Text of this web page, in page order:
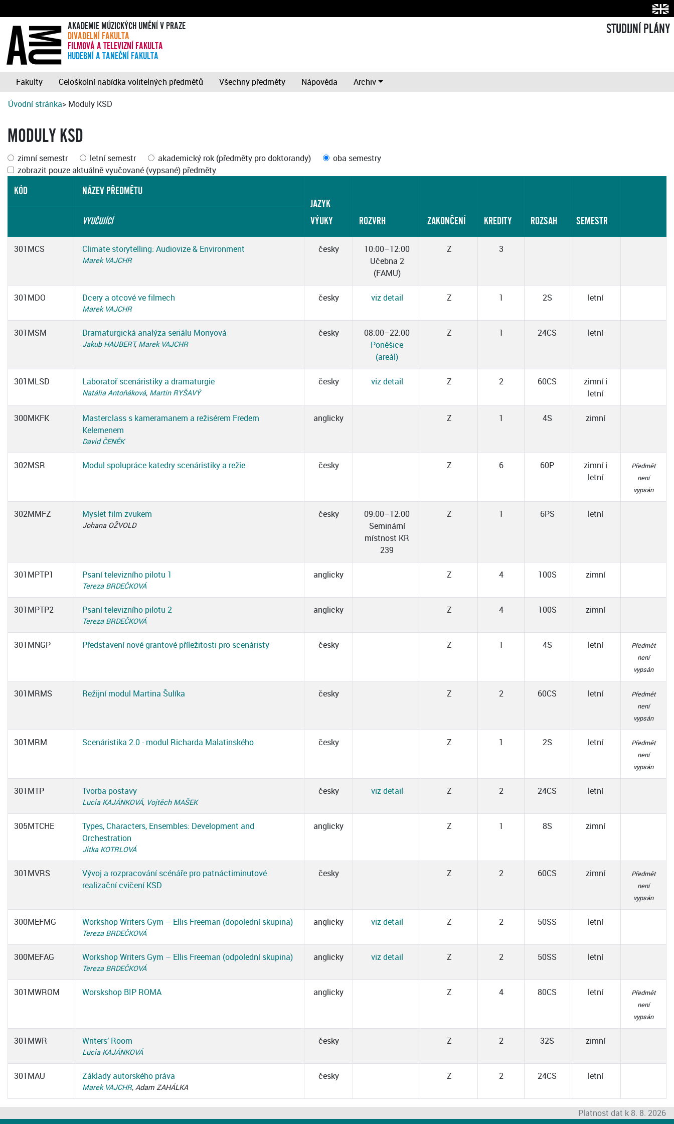
AKADEMIE MÚZICKÝCH UMĚNÍ V PRAZE
DIVADELNÍ FAKULTA
FILMOVÁ A TELEVIZNÍ FAKULTA
HUDEBNÍ A TANEČNÍ FAKULTA
STUDIJNÍ PLÁNY
Fakulty Celoškolní nabídka volitelných předmětů Všechny předměty Nápověda
Archiv
Úvodní stránka> Moduly KSD
MODULY KSD
zimní semestr letní semestr akademický rok (předměty pro doktorandy)
oba semestry
zobrazit pouze aktuálně vyučované (vypsané) předměty
KÓD
NÁZEV PŘEDMĚTU
JAZYK
VÝUKY
ROZVRH ZAKONČENÍ KREDITY ROZSAH SEMESTR
VYUČUJÍCÍ
301MCS Climate storytelling: Audiovize & Environment
Marek VAJCHR
česky
10:00–12:00
Učebna 2
(FAMU)
Z 3
301MDO Dcery a otcové ve filmech
Marek VAJCHR
česky viz detail Z 1 2S letní
301MSM Dramaturgická analýza seriálu Monyová
Jakub HAUBERT,Marek VAJCHR
česky
08:00–22:00
Poněšice
(areál)
Z 1 24CS letní
301MLSD Laboratoř scenáristiky a dramaturgie
Natália Antoňáková, Martin RYŠAVÝ
česky viz detail Z 2 60CS
zimní i
letní
300MKFK
Masterclass s kameramanem a režisérem Fredem
Kelemenem
David ČENĚK
anglicky Z 1 4S zimní
302MSR Modul spolupráce katedry scenáristiky a režie česky Z 6 60P
zimní i
letní
Předmět
není
vypsán
302MMFZ Myslet film zvukem
Johana OŽVOLD
česky
09:00–12:00
Seminární
místnost KR
239
Z 1 6PS letní
301MPTP1 Psaní televizního pilotu 1
Tereza BRDEČKOVÁ
anglicky Z 4 100S zimní
301MPTP2 Psaní televizního pilotu 2
Tereza BRDEČKOVÁ
anglicky Z 4 100S zimní
301MNGP Představení nové grantové příležitosti pro scenáristy česky Z 1 4S letní
Předmět
není
vypsán
301MRMS Režijní modul Martina Šulíka česky Z 2 60CS letní
Předmět
není
vypsán
301MRM Scenáristika 2.0 - modul Richarda Malatinského česky Z 1 2S letní
Předmět
není
vypsán
301MTP Tvorba postavy
Lucia KAJÁNKOVÁ, Vojtěch MAŠEK
česky viz detail Z 2 24CS letní
305MTCHE
Types, Characters, Ensembles: Development and
Orchestration
Jitka KOTRLOVÁ
anglicky Z 1 8S zimní
301MVRS
Vývoj a rozpracování scénáře pro patnáctiminutové
realizační cvičení KSD
česky Z 2 60CS zimní
Předmět
není
vypsán
300MEFMG Workshop Writers Gym – Ellis Freeman (dopolední skupina)
Tereza BRDEČKOVÁ
anglicky viz detail Z 2 50SS letní
300MEFAG Workshop Writers Gym – Ellis Freeman (odpolední skupina)
Tereza BRDEČKOVÁ
anglicky viz detail Z 2 50SS letní
301MWROM Worskshop BIP ROMA anglicky Z 4 80CS letní
Předmět
není
vypsán
301MWR Writers’ Room
Lucia KAJÁNKOVÁ
česky Z 2 32S zimní
301MAU Základy autorského práva
Marek VAJCHR, Adam ZAHÁLKA
česky Z 2 24CS letní
Platnost dat k 8. 8. 2026